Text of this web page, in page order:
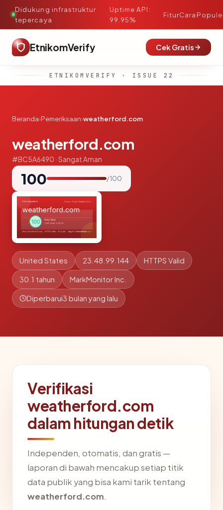
Didukung infrastruktur
tepercaya
·
Uptime API:
99.95%
FiturCara
EtnikomVerify Cek Gratis
ETNIKOMVERIFY · ISSUE 22
Beranda›Pemeriksaan›weatherford.com
weatherford.com
#BC5A6490 · Sangat Aman
100 / 100
United States 23.48.99.144 HTTPS Valid
30.1 tahun MarkMonitor Inc.
Diperbarui3 bulan yang lalu
Verifikasi
weatherford.com
dalam hitungan detik
Independen, otomatis, dan gratis —
laporan di bawah mencakup setiap titik
data publik yang bisa kami tarik tentang
weatherford.com.